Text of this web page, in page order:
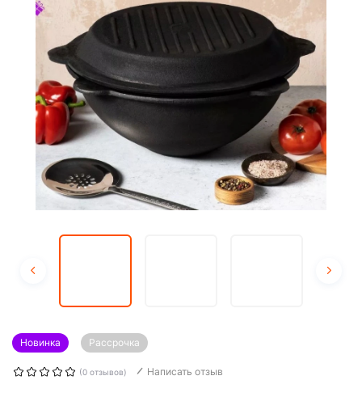
Новинка Рассрочка
(0 отзывов) Написать отзыв